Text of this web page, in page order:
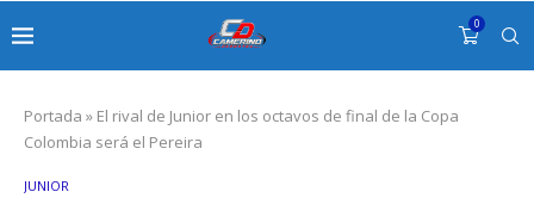
0
Portada » El rival de Junior en los octavos de final de la Copa
Colombia será el Pereira
JUNIOR